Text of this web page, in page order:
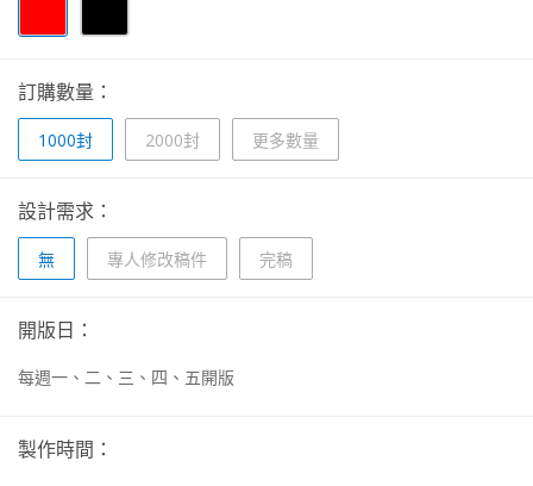
訂購數量：
1000封 2000封 更多數量
設計需求：
無 專人修改稿件 完稿
開版日：
每週一、二、三、四、五開版
製作時間：